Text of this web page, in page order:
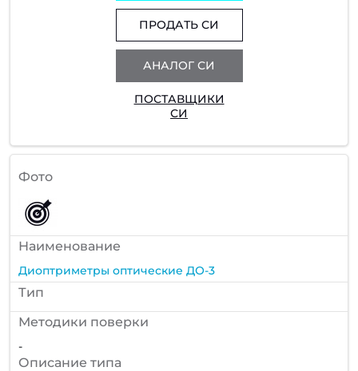
ПРОДАТЬ СИ
АНАЛОГ СИ
ПОСТАВЩИКИ
СИ
Фото
Наименование
Диоптриметры оптические ДО-3
Тип
Методики поверки
-
Описание типа